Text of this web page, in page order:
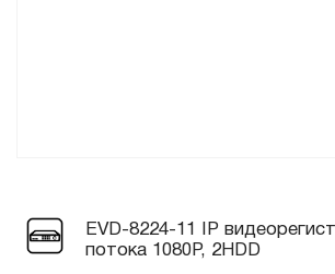
EVD-8224-11 IP
потока 1080P, 2HDD